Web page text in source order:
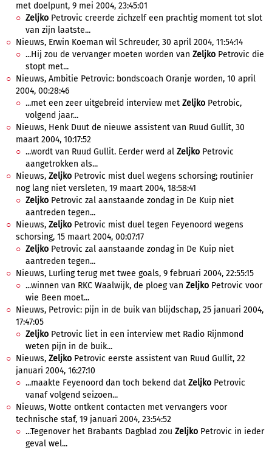
met doelpunt, 9 mei 2004, 23:45:01
Zeljko Petrovic creerde zichzelf een prachtig moment tot slot
van zijn laatste...
Nieuws, Erwin Koeman wil Schreuder, 30 april 2004, 11:54:14
...Hij zou de vervanger moeten worden van Zeljko Petrovic die
stopt met...
Nieuws, Ambitie Petrovic: bondscoach Oranje worden, 10 april
2004, 00:28:46
...met een zeer uitgebreid interview met Zeljko Petrobic,
volgend jaar...
Nieuws, Henk Duut de nieuwe assistent van Ruud Gullit, 30
maart 2004, 10:17:52
...wordt van Ruud Gullit. Eerder werd al Zeljko Petrovic
aangetrokken als...
Nieuws, Zeljko Petrovic mist duel wegens schorsing; routinier
nog lang niet versleten, 19 maart 2004, 18:58:41
Zeljko Petrovic zal aanstaande zondag in De Kuip niet
aantreden tegen...
Nieuws, Zeljko Petrovic mist duel tegen Feyenoord wegens
schorsing, 15 maart 2004, 00:07:17
Zeljko Petrovic zal aanstaande zondag in De Kuip niet
aantreden tegen...
Nieuws, Lurling terug met twee goals, 9 februari 2004, 22:55:15
...winnen van RKC Waalwijk, de ploeg van Zeljko Petrovic voor
wie Been moet...
Nieuws, Petrovic: pijn in de buik van blijdschap, 25 januari 2004,
17:47:05
Zeljko Petrovic liet in een interview met Radio Rijnmond
weten pijn in de buik...
Nieuws, Zeljko Petrovic eerste assistent van Ruud Gullit, 22
januari 2004, 16:27:10
...maakte Feyenoord dan toch bekend dat Zeljko Petrovic
vanaf volgend seizoen...
Nieuws, Wotte ontkent contacten met vervangers voor
technische staf, 19 januari 2004, 23:54:52
...Tegenover het Brabants Dagblad zou Zeljko Petrovic in ieder
geval wel...